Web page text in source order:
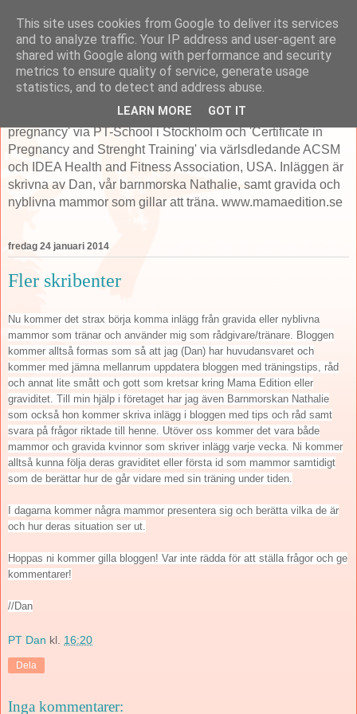
MamaEdition.se
Mama Edition är fokuserade på träning och hälsa i samband
med graviditet och erbjuder flertalet tjänster därefter. Dan
som startade ME har 'Specialist Diploma in training pre/post
pregnancy' via PT-School i Stockholm och 'Certificate in
Pregnancy and Strenght Training' via värlsdledande ACSM
och IDEA Health and Fitness Association, USA. Inläggen är
skrivna av Dan, vår barnmorska Nathalie, samt gravida och
nyblivna mammor som gillar att träna. www.mamaedition.se
fredag 24 januari 2014
Fler skribenter
Nu kommer det strax börja komma inlägg från gravida eller nyblivna
mammor som tränar och använder mig som rådgivare/tränare. Bloggen
kommer alltså formas som så att jag (Dan) har huvudansvaret och
kommer med jämna mellanrum uppdatera bloggen med träningstips, råd
och annat lite smått och gott som kretsar kring Mama Edition eller
graviditet. Till min hjälp i företaget har jag även Barnmorskan Nathalie
som också hon kommer skriva inlägg i bloggen med tips och råd samt
svara på frågor riktade till henne. Utöver oss kommer det vara både
mammor och gravida kvinnor som skriver inlägg varje vecka. Ni kommer
alltså kunna följa deras graviditet eller första id som mammor samtidigt
som de berättar hur de går vidare med sin träning under tiden.
I dagarna kommer några mammor presentera sig och berätta vilka de är
och hur deras situation ser ut.
Hoppas ni kommer gilla bloggen! Var inte rädda för att ställa frågor och ge
kommentarer!
//Dan
PT Dan kl. 16:20
Dela
Inga kommentarer:
This site uses cookies from Google to deliver its services
and to analyze traffic. Your IP address and user-agent are
shared with Google along with performance and security
metrics to ensure quality of service, generate usage
statistics, and to detect and address abuse.
LEARN MORE GOT IT